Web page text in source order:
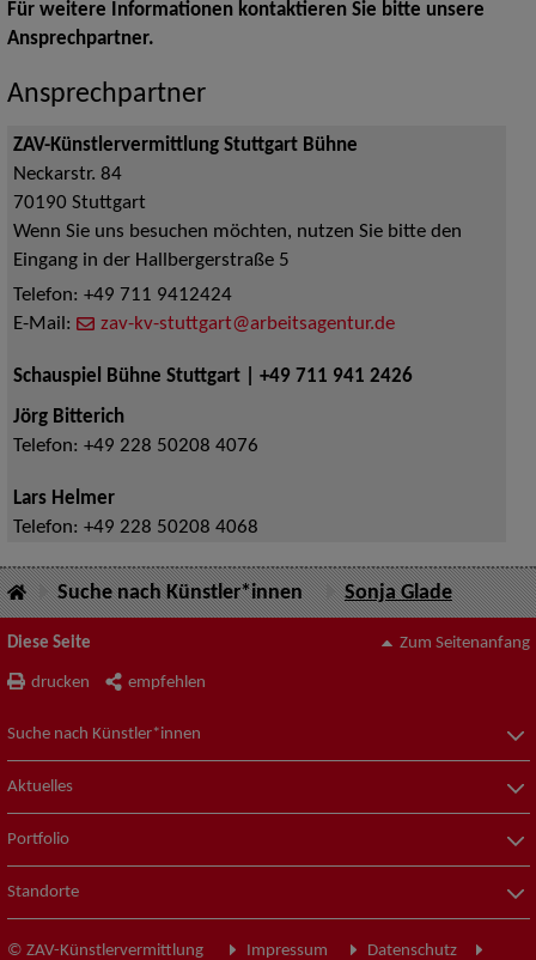
Für weitere Informationen kontaktieren Sie bitte unsere
Ansprechpartner.
Ansprechpartner
ZAV-Künstlervermittlung Stuttgart Bühne
Neckarstr. 84
70190 Stuttgart
Wenn Sie uns besuchen möchten, nutzen Sie bitte den
Eingang in der Hallbergerstraße 5
Telefon: +49 711 9412424
E-Mail:
zav-kv-stuttgart@arbeitsagentur.de
Schauspiel Bühne Stuttgart | +49 711 941 2426
Jörg Bitterich
Telefon: +49 228 50208 4076
Lars Helmer
Telefon: +49 228 50208 4068
Suche nach Künstler*innen Sonja Glade
Diese Seite
drucken empfehlen
Zum Seitenanfang
Suche nach Künstler*innen
Aktuelles
Portfolio
Standorte
© ZAV-Künstlervermittlung Impressum Datenschutz